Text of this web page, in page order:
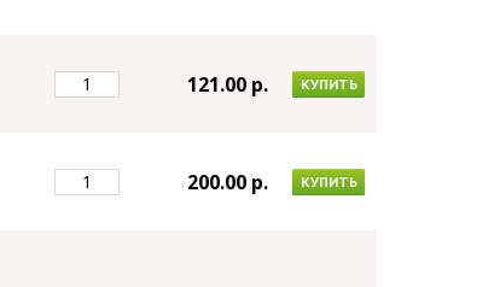
121.00 p. КУПИТЬ
200.00 p. КУПИТЬ